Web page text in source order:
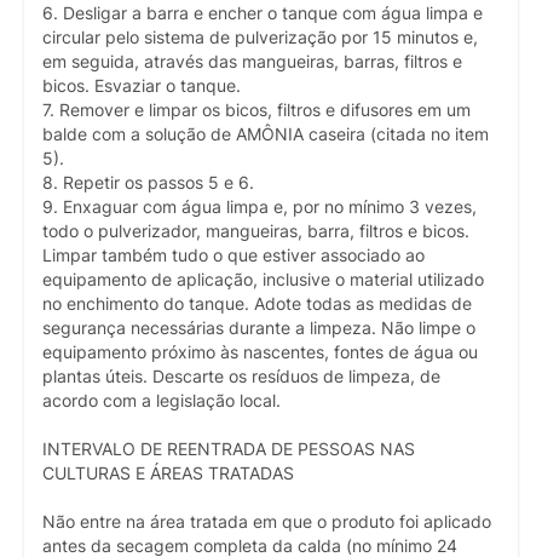
6. Desligar a barra e encher o tanque com água limpa e
circular pelo sistema de pulverização por 15 minutos e,
em seguida, através das mangueiras, barras, filtros e
bicos. Esvaziar o tanque.
7. Remover e limpar os bicos, filtros e difusores em um
balde com a solução de AMÔNIA caseira (citada no item
5).
8. Repetir os passos 5 e 6.
9. Enxaguar com água limpa e, por no mínimo 3 vezes,
todo o pulverizador, mangueiras, barra, filtros e bicos.
Limpar também tudo o que estiver associado ao
equipamento de aplicação, inclusive o material utilizado
no enchimento do tanque. Adote todas as medidas de
segurança necessárias durante a limpeza. Não limpe o
equipamento próximo às nascentes, fontes de água ou
plantas úteis. Descarte os resíduos de limpeza, de
acordo com a legislação local.
INTERVALO DE REENTRADA DE PESSOAS NAS
CULTURAS E ÁREAS TRATADAS
Não entre na área tratada em que o produto foi aplicado
antes da secagem completa da calda (no mínimo 24